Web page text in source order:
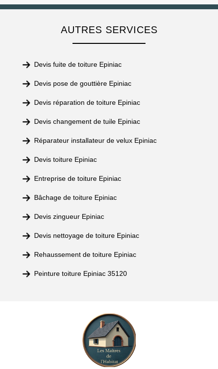
AUTRES SERVICES
Devis fuite de toiture Epiniac
Devis pose de gouttière Epiniac
Devis réparation de toiture Epiniac
Devis changement de tuile Epiniac
Réparateur installateur de velux Epiniac
Devis toiture Epiniac
Entreprise de toiture Epiniac
Bâchage de toiture Epiniac
Devis zingueur Epiniac
Devis nettoyage de toiture Epiniac
Rehaussement de toiture Epiniac
Peinture toiture Epiniac 35120